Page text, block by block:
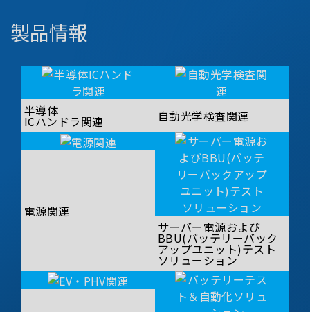
製品情報
半導体
ICハンドラ関連 自動光学検査関連
電源関連
サーバー電源および
BBU(バッテリーバック
アップユニット)テスト
ソリューション